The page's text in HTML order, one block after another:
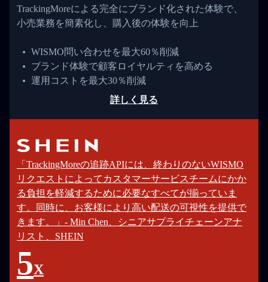
TrackingMoreによる完全にブランド化された体験で、
小売業務を簡素化し、購入後の体験を向上
WISMO問い合わせを最大60％削減
ブランド体験で顧客ロイヤルティを高める
運用コストを最大30％削減
詳しく見る
「TrackingMoreの追跡APIには、終わりのないWISMO
リクエストによってカスタマーサービスチームにかか
る負担を軽減するために必要なすべてが揃っていま
す。同時に、お客様により高い配送の可視性を提供で
きます。」- Min Chen、シニアサプライチェーンアナ
リスト、SHEIN
5X